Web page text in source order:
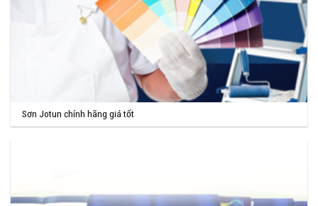
Sơn Jotun chính hãng giá tốt